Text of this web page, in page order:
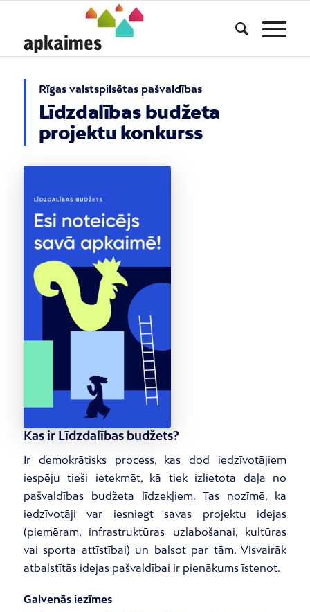
Rīgas valstspilsētas pašvaldības
Līdzdalības budžeta
projektu konkurss
Kas ir Līdzdalības budžets?
Ir demokrātisks process, kas dod iedzīvotājiem
iespēju tieši ietekmēt, kā tiek izlietota daļa no
pašvaldības budžeta līdzekļiem. Tas nozīmē, ka
iedzīvotāji var iesniegt savas projektu idejas
(piemēram, infrastruktūras uzlabošanai, kultūras
vai sporta attīstībai) un balsot par tām. Visvairāk
atbalstītās idejas pašvaldībai ir pienākums īstenot.
Galvenās iezīmes